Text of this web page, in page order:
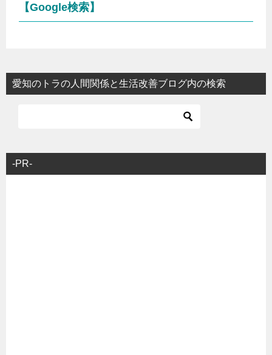
【Google検索】
愛知のトラの人間関係と生活改善ブログ内の検索
-PR-